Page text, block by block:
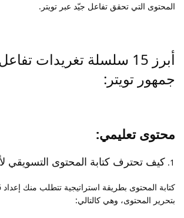
المحتوى التي تحقق تفاعل جيّد عبر تويتر.
أبرز 15 سلسلة تغريدات
جمهور تويتر:
محتوى تعليمي:
كيف تحترف كتابة المحتوى التسويقي
بتحرير المحتوى، وهي كالتالي: